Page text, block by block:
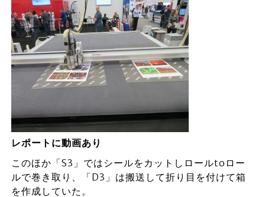
レポートに動画あり
このほか「S3」ではシールをカットしロールtoロー
ルで巻き取り、「D3」は搬送して折り目を付けて箱
を作成していた。